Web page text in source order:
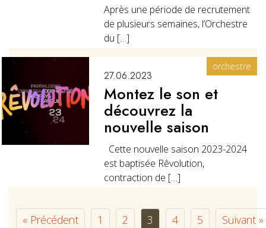
Après une période de recrutement
de plusieurs semaines, l’Orchestre
du […]
orchestre
27.06.2023
Montez le son et
découvrez la
nouvelle saison
Cette nouvelle saison 2023-2024
est baptisée Rêvolution,
contraction de […]
« Précédent 1 2 3 4 5 Suivant »